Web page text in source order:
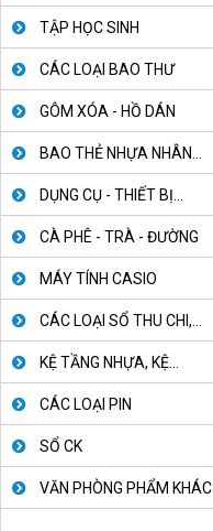
TẬP HỌC SINH
CÁC LOẠI BAO THƯ
GÔM XÓA - HỒ DÁN
BAO THẺ NHỰA NHÂN...
DỤNG CỤ - THIẾT BỊ...
CÀ PHÊ - TRÀ - ĐƯỜNG
MÁY TÍNH CASIO
CÁC LOẠI SỔ THU CHI,...
KỆ TẦNG NHỰA, KỆ...
CÁC LOẠI PIN
SỔ CK
VĂN PHÒNG PHẨM KHÁC